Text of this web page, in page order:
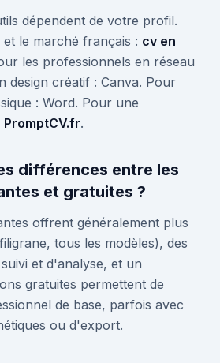
dépendent de votre profil.
le marché français : cv en
les professionnels en réseau
design créatif : Canva. Pour
: Word. Pour une
PromptCV.fr.
différences entre les
et gratuites ?
offrent généralement plus
tous les modèles), des
et d'analyse, et un
gratuites permettent de
de base, parfois avec
ou d'export.